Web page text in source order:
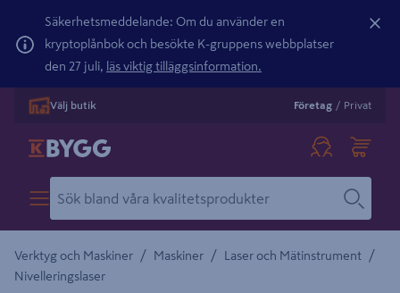
Säkerhetsmeddelande: Om du använder en
kryptoplånbok och besökte K-gruppens webbplatser
den 27 juli, läs viktig tilläggsinformation.
Välj butik Företag / Privat
Verktyg och Maskiner / Maskiner / Laser och Mätinstrument /
Nivelleringslaser